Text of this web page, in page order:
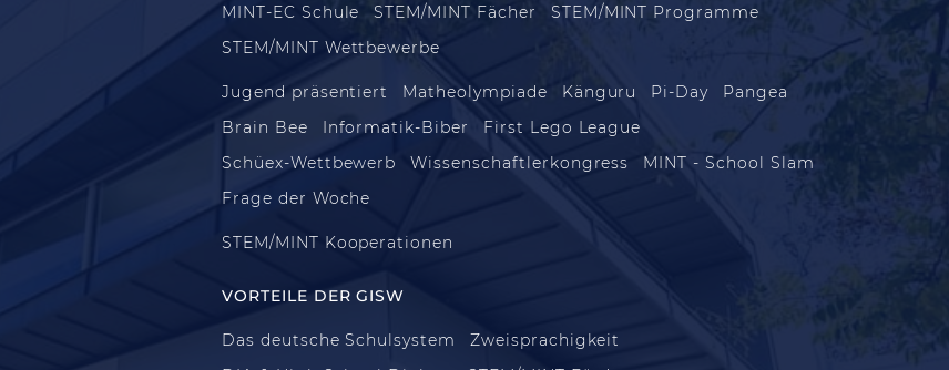
MINT-EC Schule STEM/MINT Fächer
STEM/MINT Programme
STEM/MINT Wettbewerbe
Jugend präsentiert Matheolympiade Känguru Pi-Day
Pangea
Brain Bee
Informatik-Biber
First Lego League
Schüex-Wettbewerb
Wissenschaftlerkongress
MINT - School Slam
Frage der Woche
STEM/MINT Kooperationen
VORTEILE DER GISW
Das deutsche Schulsystem
Zweisprachigkeit